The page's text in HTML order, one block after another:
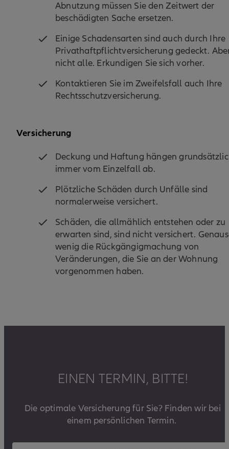
Abnutzung müssen Sie den Zeitwert der
beschädigten Sache ersetzen.
Einige Schadensarten sind auch durch Ihre
Privathaftpflichtversicherung gedeckt.
nicht alle. Erkundigen Sie sich vorher.
Kontaktieren Sie im Zweifelsfall auch Ihre
Rechtsschutzversicherung.
Versicherung
Deckung und Haftung hängen
immer vom Einzelfall ab.
Plötzliche Schäden durch Unfälle sind
normalerweise versichert.
Schäden, die allmählich entstehen oder zu
erwarten sind, sind nicht versichert.
wenig die Rückgängigmachung von
Veränderungen, die Sie an der Wohnung
vorgenommen haben.
EINEN TERMIN, BITTE!
Die optimale Versicherung für Sie? Finden wir bei
einem persönlichen Termin.